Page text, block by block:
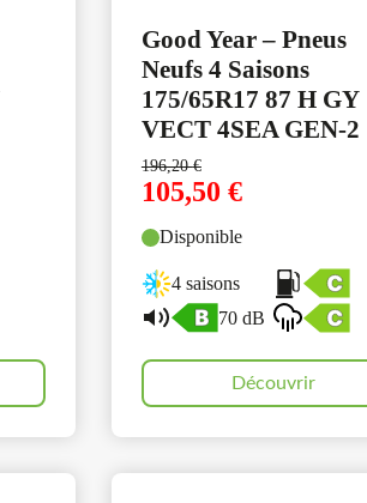
Good Year – Pneus
Neufs 4 Saisons
175/65R17 87 H GY
VECT 4SEA GEN-2
196,20€
105,50 €
Disponible
4 saisons
70 dB
Découvrir